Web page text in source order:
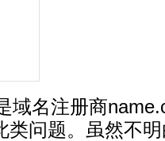
域名注册商
类问题。虽然不